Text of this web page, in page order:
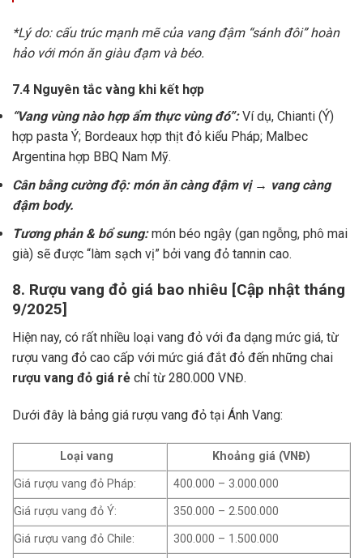
*Lý do: cấu trúc mạnh mẽ của vang đậm “sánh đôi” hoàn
hảo với món ăn giàu đạm và béo.
7.4 Nguyên tắc vàng khi kết hợp
“Vang vùng nào hợp ẩm thực vùng đó”:Ví dụ, Chianti (Ý)
hợp pasta Ý; Bordeaux hợp thịt đỏ kiểu Pháp; Malbec
Argentina hợp BBQ Nam Mỹ.
Cân bằng cường độ: món ăn càng đậm vị → vang càng
đậm body.
Tương phản & bổ sung:món béo ngậy (gan ngỗng, phô mai
già) sẽ được “làm sạch vị” bởi vang đỏ tannin cao.
8. Rượu vang đỏ giá bao nhiêu [Cập nhật tháng
9/2025]
Hiện nay, có rất nhiều loại vang đỏ với đa dạng mức giá, từ
rượu vang đỏ cao cấp với mức giá đắt đỏ đến những chai
rượu vang đỏ giá rẻ chỉ từ 280.000 VNĐ.
Dưới đây là bảng giá rượu vang đỏ tại Ánh Vang:
Loại vang
Khoảng giá (VNĐ)
Giá rượu vang đỏ Pháp:
400.000 – 3.000.000
Giá rượu vang đỏ Ý:
350.000 – 2.500.000
Giá rượu vang đỏ Chile:
300.000 – 1.500.000